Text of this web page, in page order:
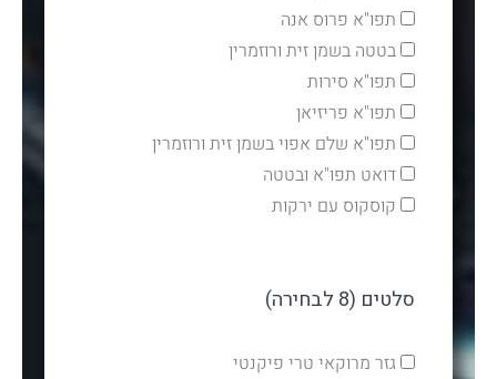
תפו"א פרוס אנה
בטטה בשמן זית ורוזמרין
תפו"א סירות
תפו"א פריזיאן
תפו"א שלם אפוי בשמן זית ורוזמרין
דואט תפו"א ובטטה
קוסקוס עם ירקות
סלטים (8 לבחירה)
גזר מרוקאי טרי פיקנטי